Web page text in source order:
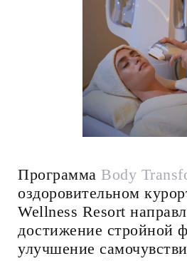
Программа Body
оздоровительном
Wellness Resort
достижение стройной
улучшение